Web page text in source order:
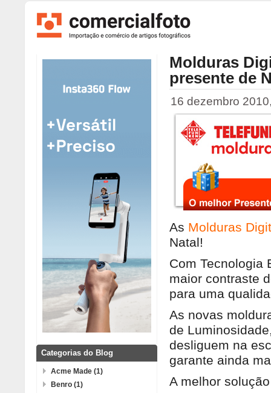
Categorias do Blog
Acme Made (1)
Benro (1)
Molduras
presente de
16 dezembro
As Molduras
Natal!
Com Tecnologia
maior contraste
para uma
As novas
de
desliguem na
garante ainda
A melhor